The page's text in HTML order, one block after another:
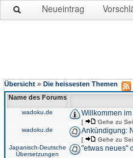
Neueintrag
Übersicht » Die heissesten Themen
Name des Forums
wadoku.de Willkommen
[ Gehe zu
wadoku.de
Ankündigung:
[ Gehe zu
Japanisch-Deutsche
Übersetzungen
"etwas neues"